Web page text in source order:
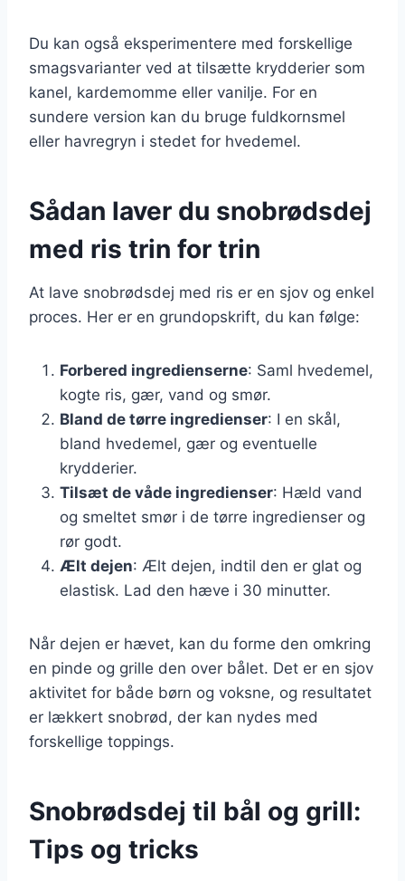
Du kan også eksperimentere med forskellige
smagsvarianter ved at tilsætte krydderier som
kanel, kardemomme eller vanilje. For en
sundere version kan du bruge fuldkornsmel
eller havregryn i stedet for hvedemel.
Sådan laver du snobrødsdej
med ris trin for trin
At lave snobrødsdej med ris er en sjov og enkel
proces. Her er en grundopskrift, du kan følge:
Forbered ingredienserne: Saml hvedemel,
kogte ris, gær, vand og smør.
Bland de tørre ingredienser: I en skål,
bland hvedemel, gær og eventuelle
krydderier.
Tilsæt de våde ingredienser: Hæld vand
og smeltet smør i de tørre ingredienser og
rør godt.
Ælt dejen: Ælt dejen, indtil den er glat og
elastisk. Lad den hæve i 30 minutter.
Når dejen er hævet, kan du forme den omkring
en pinde og grille den over bålet. Det er en sjov
aktivitet for både børn og voksne, og resultatet
er lækkert snobrød, der kan nydes med
forskellige toppings.
Snobrødsdej til bål og grill:
Tips og tricks